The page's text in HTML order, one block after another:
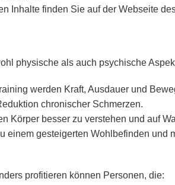
Inhalte finden Sie auf der Webseite
physische als auch psychische
werden Kraft, Ausdauer und
chronischer Schmerzen.
Körper besser zu verstehen und auf
einem gesteigerten Wohlbefinden und
profitieren können Personen, die: